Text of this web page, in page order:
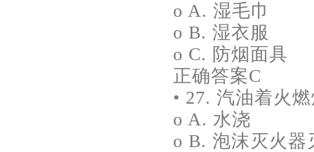
o A. 湿毛巾
o B. 湿衣服
o C. 防烟面具
正确答案C
• 27. 汽油着火
o A. 水浇
o B. 泡沫灭火器